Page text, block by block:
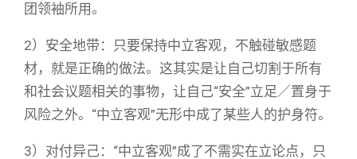
团领袖所用。
2）安全地带：只要保持中立客观，不触碰敏感题
材，就是正确的做法。这其实是让自己切割于所有
和社会议题相关的事物，让自己“安全”立足／置身于
风险之外。“中立客观”无形中成了某些人的护身符。
3）对付异己：“中立客观”成了不需实在立论点，只